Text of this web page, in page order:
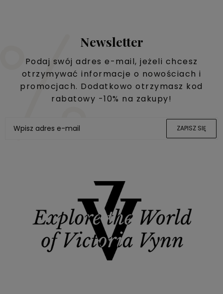
Newsletter
Podaj swój adres e-mail, jeżeli chcesz
otrzymywać informacje o nowościach i
promocjach. Dodatkowo otrzymasz kod
rabatowy -10% na zakupy!
ZAPISZ SIĘ